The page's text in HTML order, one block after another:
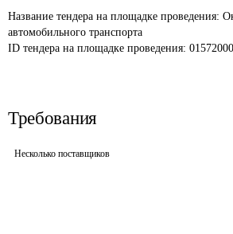
Название тендера на площадке проведения:
автомобильного транспорта
ID тендера на площадке проведения:
Требования
Несколько поставщиков